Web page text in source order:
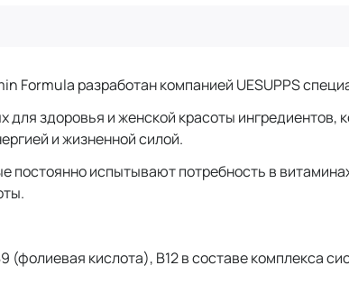
Formula разработан компанией UESUPPS
здоровья и женской красоты
и жизненной силой.
испытывают потребность в
(фолиевая кислота), В12 в составе комплекса